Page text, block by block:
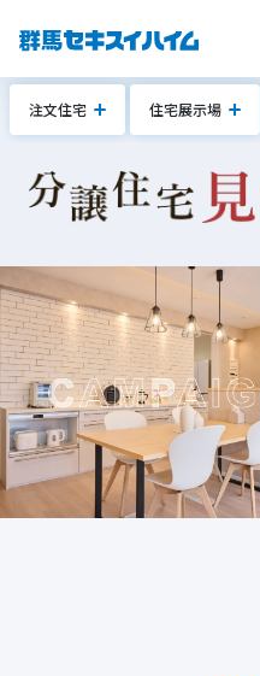
注文住宅 住宅展示場